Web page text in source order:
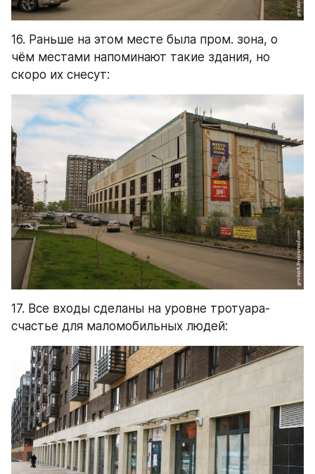
16. Раньше на этом месте была пром. зона, о
чём местами напоминают такие здания, но
скоро их снесут:
17. Все входы сделаны на уровне тротуара-
счастье для маломобильных людей: